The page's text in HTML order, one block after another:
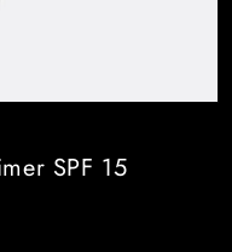
SPF 15